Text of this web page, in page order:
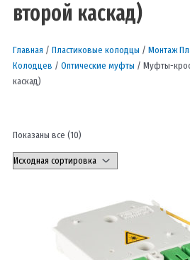
второй каскад)
Главная / Пластиковые колодцы / Монтаж
Колодцев / Оптические муфты / Муфты-
каскад)
Показаны все (10)